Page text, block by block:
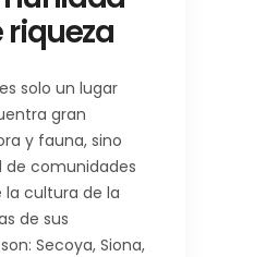
riqueza
solo un lugar
gran
y fauna, sino
de comunidades
cultura de la
de sus
Secoya, Siona,